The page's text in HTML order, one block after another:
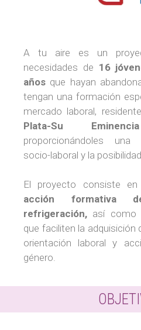
A tu aire es un
necesidades de 16
años que hayan
tengan una formación
mercado laboral,
Plata-Su
proporcionándoles una
socio-laboral y la
El proyecto consiste
acción formativa
refrigeración, así como
que faciliten la adquisición
orientación laboral y
género.